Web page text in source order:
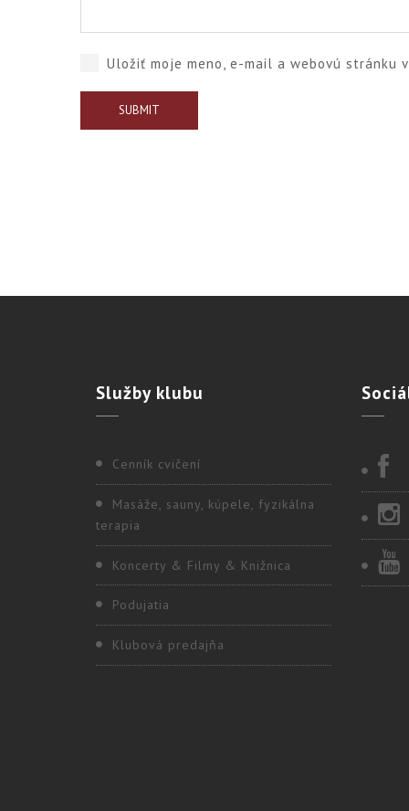
Uložiť moje meno, e-mail a webovú stránku
Službyklubu
Cenník cvičení
Masáže, sauny, kúpele, fyzikálna
terapia
Koncerty & Filmy & Knižnica
Podujatia
Klubová predajňa